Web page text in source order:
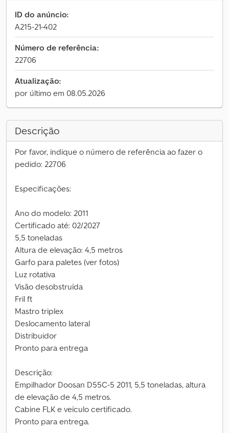
ID do anúncio:
A215-21-402
Número de referência:
22706
Atualização:
por último em 08.05.2026
Descrição
Por favor, indique o número de referência ao fazer o
pedido: 22706
Especificações:
Ano do modelo: 2011
Certificado até: 02/2027
5,5 toneladas
Altura de elevação: 4,5 metros
Garfo para paletes (ver fotos)
Luz rotativa
Visão desobstruída
Fril ft
Mastro triplex
Deslocamento lateral
Distribuidor
Pronto para entrega
Descrição:
Empilhador Doosan D55C-5 2011, 5,5 toneladas, altura
de elevação de 4,5 metros.
Cabine FLK e veículo certificado.
Pronto para entrega.